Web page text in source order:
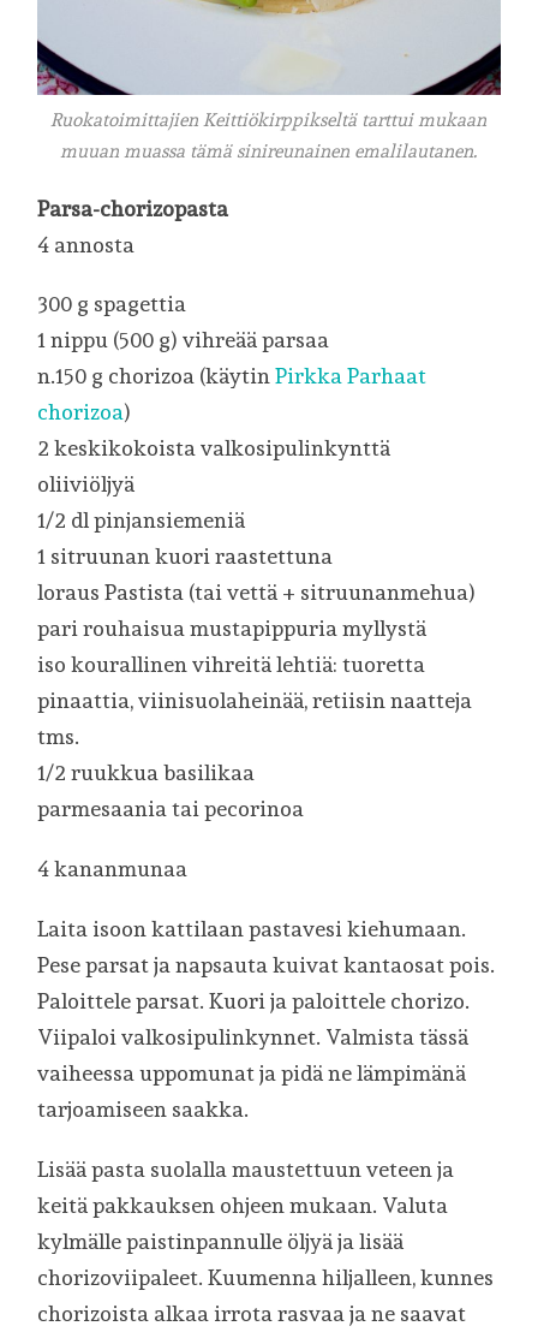
Ruokatoimittajien Keittiökirppikseltä tarttui mukaan
muuan muassa tämä sinireunainen emalilautanen.
Parsa-chorizopasta
4 annosta
300 g spagettia
1 nippu (500 g) vihreää parsaa
n.150 g chorizoa (käytinPirkka Parhaat
chorizoa)
2 keskikokoista valkosipulinkynttä
oliiviöljyä
1/2 dl pinjansiemeniä
1 sitruunan kuori raastettuna
loraus Pastista (tai vettä + sitruunanmehua)
pari rouhaisua mustapippuria myllystä
iso kourallinen vihreitä lehtiä: tuoretta
pinaattia, viinisuolaheinää, retiisin naatteja
tms.
1/2 ruukkua basilikaa
parmesaania tai pecorinoa
4 kananmunaa
Laita isoon kattilaan pastavesi kiehumaan.
Pese parsat ja napsauta kuivat kantaosat pois.
Paloittele parsat. Kuori ja paloittele chorizo.
Viipaloi valkosipulinkynnet. Valmista tässä
vaiheessa uppomunat ja pidä ne lämpimänä
tarjoamiseen saakka.
Lisää pasta suolalla maustettuun veteen ja
keitä pakkauksen ohjeen mukaan. Valuta
kylmälle paistinpannulle öljyä ja lisää
chorizoviipaleet. Kuumenna hiljalleen, kunnes
chorizoista alkaa irrota rasvaa ja ne saavat